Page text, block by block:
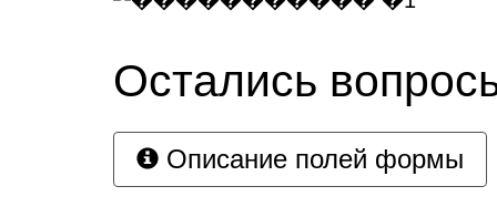
Остались
Описание полей формы